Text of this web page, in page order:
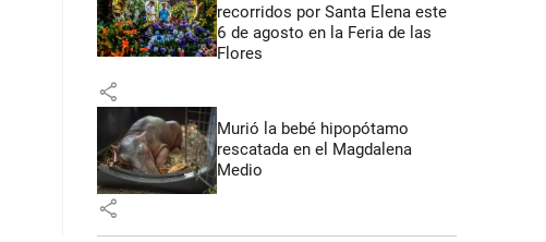
recorridos por Santa Elena este
6 de agosto en la Feria de las
Flores
share
Murió la bebé hipopótamo
rescatada en el Magdalena
Medio
share